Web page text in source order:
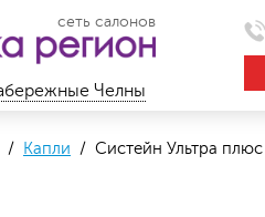
сеть салонов
Челны
/ Капли / Систейн Ультра